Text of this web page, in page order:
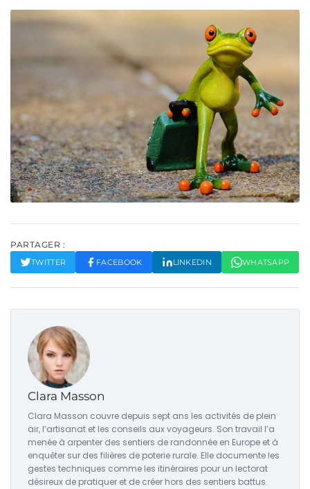
PARTAGER :
TWITTER FACEBOOK LINKEDIN WHATSAPP
Clara Masson
Clara Masson couvre depuis sept ans les activités de plein
air, l’artisanat et les conseils aux voyageurs. Son travail l’a
menée à arpenter des sentiers de randonnée en Europe et à
enquêter sur des filières de poterie rurale. Elle documente les
gestes techniques comme les itinéraires pour un lectorat
désireux de pratiquer et de créer hors des sentiers battus.